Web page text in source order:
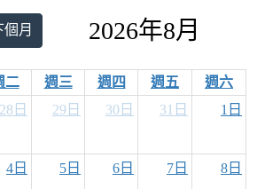
個月 2026年8月
二 週三 週四 週五
週六
28日 29日 30日 31日 1日
4日 5日 6日 7日 8日